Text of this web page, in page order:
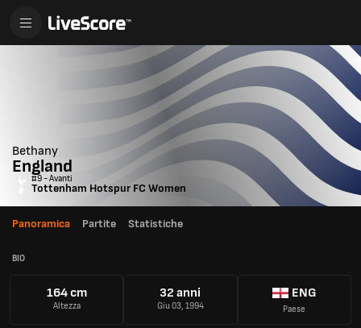
Bethany
England
#9 - Avanti
Tottenham Hotspur FC Women
Panoramica Partite Statistiche
BIO
164 cm
Altezza
32 anni
Giu 03, 1994
ENG
Paese